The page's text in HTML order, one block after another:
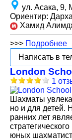
ул. Асака, 9,
Ориентир:
Хамид
>>> Подробнее
Написать в
London
1
Шахматы
но и для детей.
ранних лет
юных